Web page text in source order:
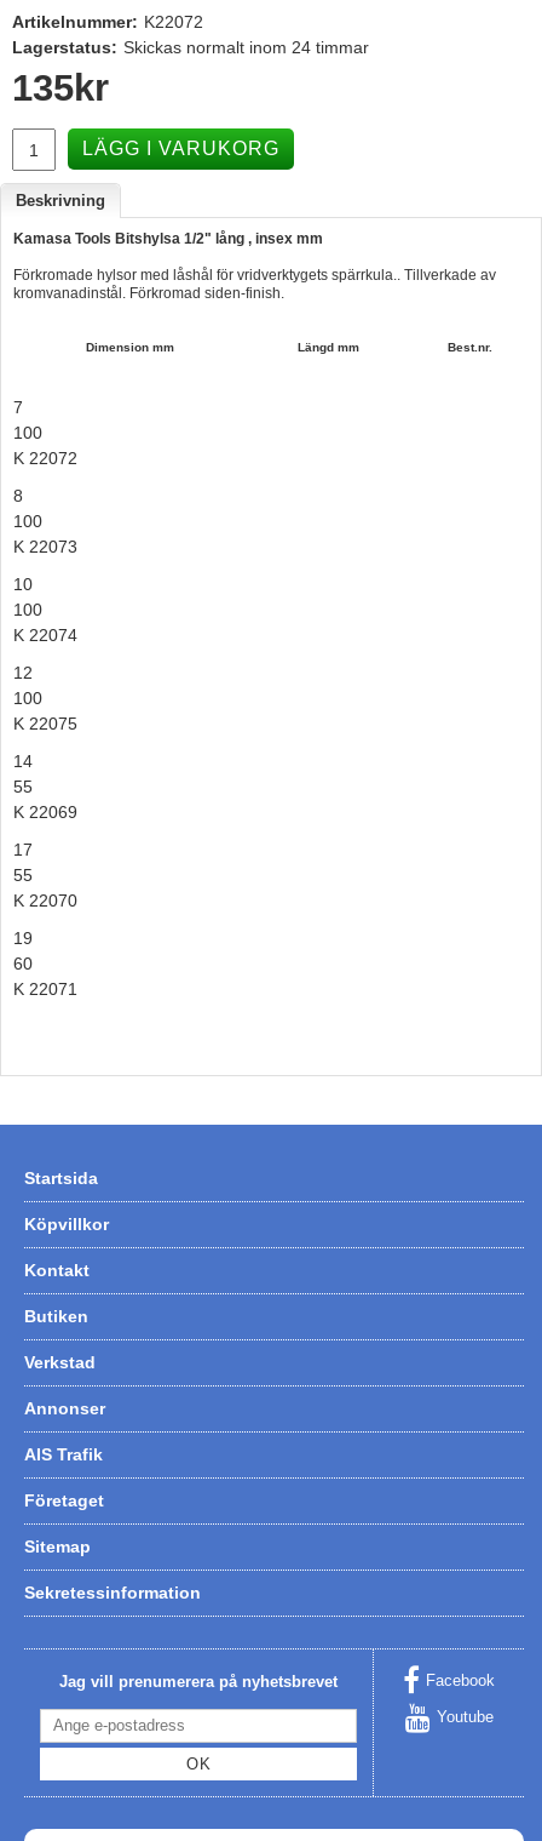
Humminbird
B&G
Båttillbehör
Hummertina
Varta - Batterier
Webasto - Dieselvärmare
Kamasa Tools - Verktyg
Calix - Packline - Takboxar
Thule - Takboxar
LAGERRENSING
Artikelnummer: K22072
Lagerstatus: Skickas normalt inom 24 timmar
135kr
LÄGG I VARUKORG
Beskrivning
Kamasa Tools Bitshylsa 1/2" lång , insex mm
Förkromade hylsor med låshål för vridverktygets spärrkula.. Tillverkade av
kromvanadinstål. Förkromad siden-finish.
Dimension mm Längd mm Best.nr.
7
100
K 22072
8
100
K 22073
10
100
K 22074
12
100
K 22075
14
55
K 22069
17
55
K 22070
19
60
K 22071
Startsida
Köpvillkor
Kontakt
Butiken
Verkstad
Annonser
AIS Trafik
Företaget
Sitemap
Sekretessinformation
Jag vill prenumerera på nyhetsbrevet
OK
Facebook
Youtube